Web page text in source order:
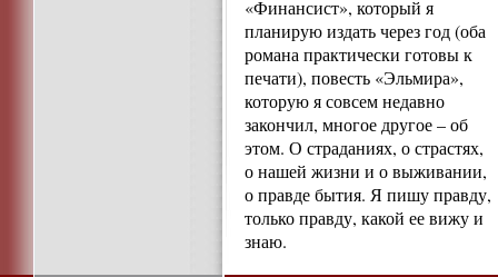
«Финансист», который я
планирую издать через год (оба
романа практически готовы к
печати), повесть «Эльмира»,
которую я совсем недавно
закончил, многое другое – об
этом. О страданиях, о страстях,
о нашей жизни и о выживании,
о правде бытия. Я пишу правду,
только правду, какой ее вижу и
знаю.